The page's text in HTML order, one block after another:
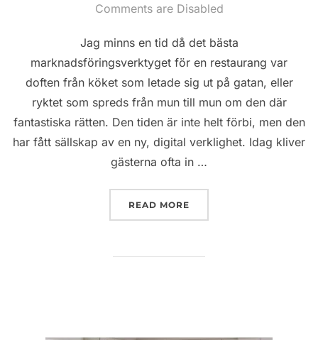
on
Comments are Disabled
Jag minns en tid då det bästa
marknadsföringsverktyget för en restaurang var
doften från köket som letade sig ut på gatan, eller
ryktet som spreds från mun till mun om den där
fantastiska rätten. Den tiden är inte helt förbi, men den
har fått sällskap av en ny, digital verklighet. Idag kliver
gästerna ofta in …
READ MORE